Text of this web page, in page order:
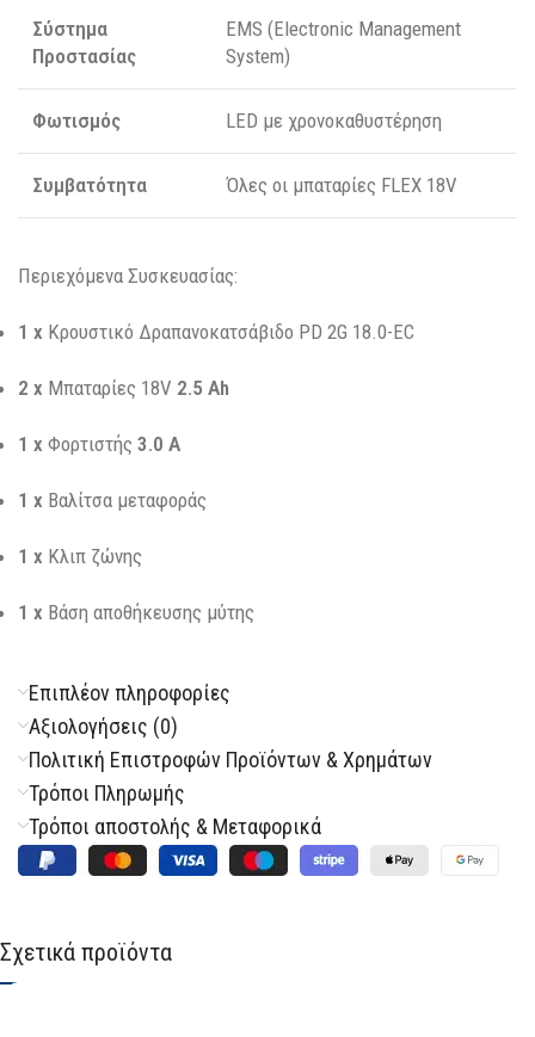
Σύστημα
Προστασίας
EMS (Electronic Management
System)
Φωτισμός LED με χρονοκαθυστέρηση
Συμβατότητα Όλες οι μπαταρίες FLEX 18V
Περιεχόμενα Συσκευασίας:
1 x Κρουστικό Δραπανοκατσάβιδο PD 2G 18.0-EC
2 x Μπαταρίες 18V 2.5 Ah
1 x Φορτιστής 3.0 A
1 x Βαλίτσα μεταφοράς
1 x Κλιπ ζώνης
1 x Βάση αποθήκευσης μύτης
Επιπλέον πληροφορίες
Αξιολογήσεις (0)
Πολιτική Επιστροφών Προϊόντων & Χρημάτων
Τρόποι Πληρωμής
Τρόποι αποστολής & Μεταφορικά
Σχετικά προϊόντα